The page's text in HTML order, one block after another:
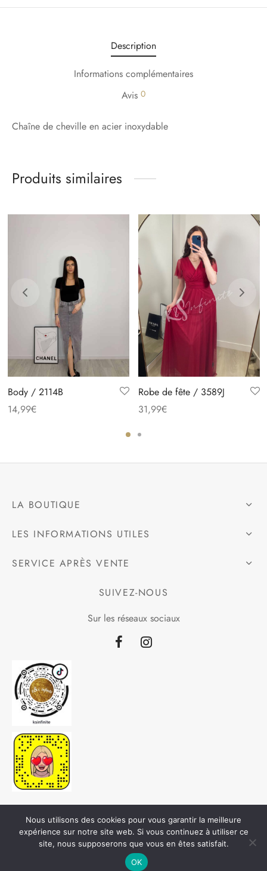
Description
Informations complémentaires
Avis 0
Chaîne de cheville en acier inoxydable
Produits similaires
Body / 2114B
14,99€
Robe de fête / 3589J
31,99€
LA BOUTIQUE
LES INFORMATIONS UTILES
SERVICE APRÈS VENTE
SUIVEZ-NOUS
Sur les réseaux sociaux
©2020 Conception :
Nous utilisons des cookies pour vous garantir la meilleure
expérience sur notre site web. Si vous continuez à utiliser ce
site, nous supposerons que vous en êtes satisfait.
OK